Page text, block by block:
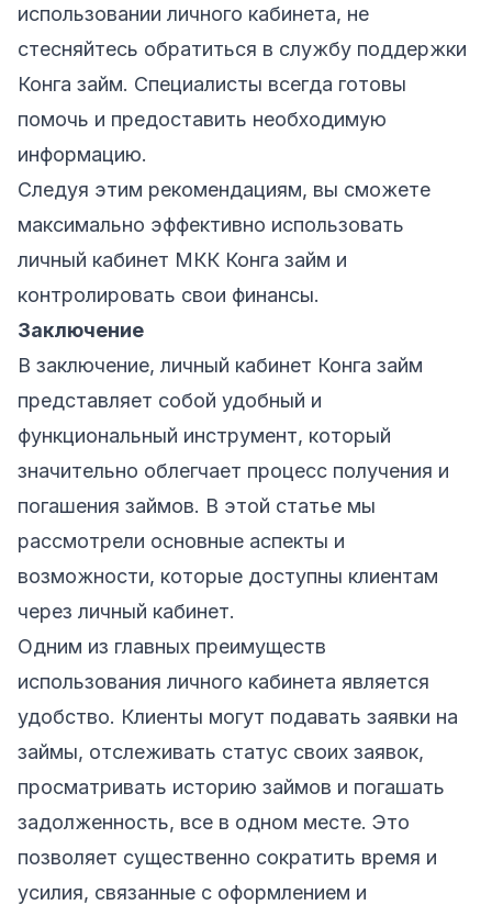
использовании личного кабинета, не
стесняйтесь обратиться в службу поддержки
Конга займ. Специалисты всегда готовы
помочь и предоставить необходимую
информацию.
Следуя этим рекомендациям, вы сможете
максимально эффективно использовать
личный кабинет МКК Конга займ и
контролировать свои финансы.
Заключение
В заключение, личный кабинет Конга займ
представляет собой удобный и
функциональный инструмент, который
значительно облегчает процесс получения и
погашения займов. В этой статье мы
рассмотрели основные аспекты и
возможности, которые доступны клиентам
через личный кабинет.
Одним из главных преимуществ
использования личного кабинета является
удобство. Клиенты могут подавать заявки на
займы, отслеживать статус своих заявок,
просматривать историю займов и погашать
задолженность, все в одном месте. Это
позволяет существенно сократить время и
усилия, связанные с оформлением и